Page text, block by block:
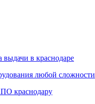
в краснодаре
любой сложности
краснодару